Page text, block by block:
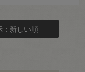
：新しい順